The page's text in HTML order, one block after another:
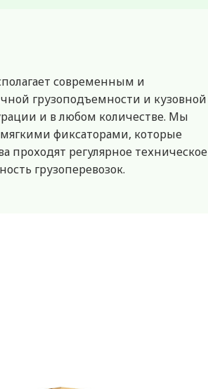
современным и
грузоподъемности и кузовной
и в любом количестве. Мы
фиксаторами, которые
регулярное техническое
грузоперевозок.